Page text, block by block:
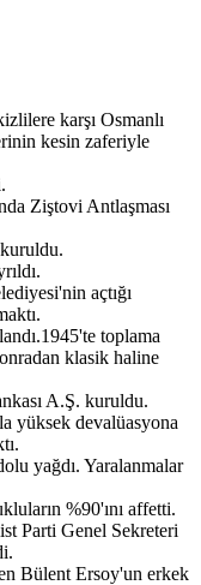
karşı Osmanlı
kesin zaferiyle
Ziştovi Antlaşması
açtığı
toplama
klasik haline
A.Ş. kuruldu.
yüksek devalüasyona
yağdı. Yaralanmalar
%90'ını affetti.
Parti Genel Sekreteri
Bülent Ersoy'un erkek